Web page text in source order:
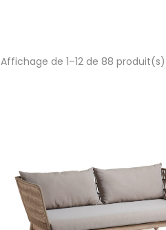
Affichage de 1–12 de 88 produit(s)